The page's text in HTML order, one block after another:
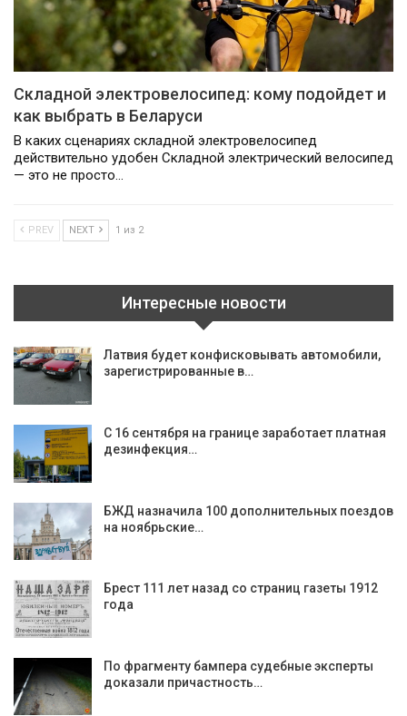
Складной электровелосипед: кому подойдет и
как выбрать в Беларуси
В каких сценариях складной электровелосипед
действительно удобен Складной электрический велосипед
— это не просто…
PREV NEXT 1 из 2
Интересные новости
Латвия будет конфисковывать автомобили,
зарегистрированные в…
С 16 сентября на границе заработает платная
дезинфекция…
БЖД назначила 100 дополнительных поездов
на ноябрьские…
Брест 111 лет назад со страниц газеты 1912
года
По фрагменту бампера судебные эксперты
доказали причастность…